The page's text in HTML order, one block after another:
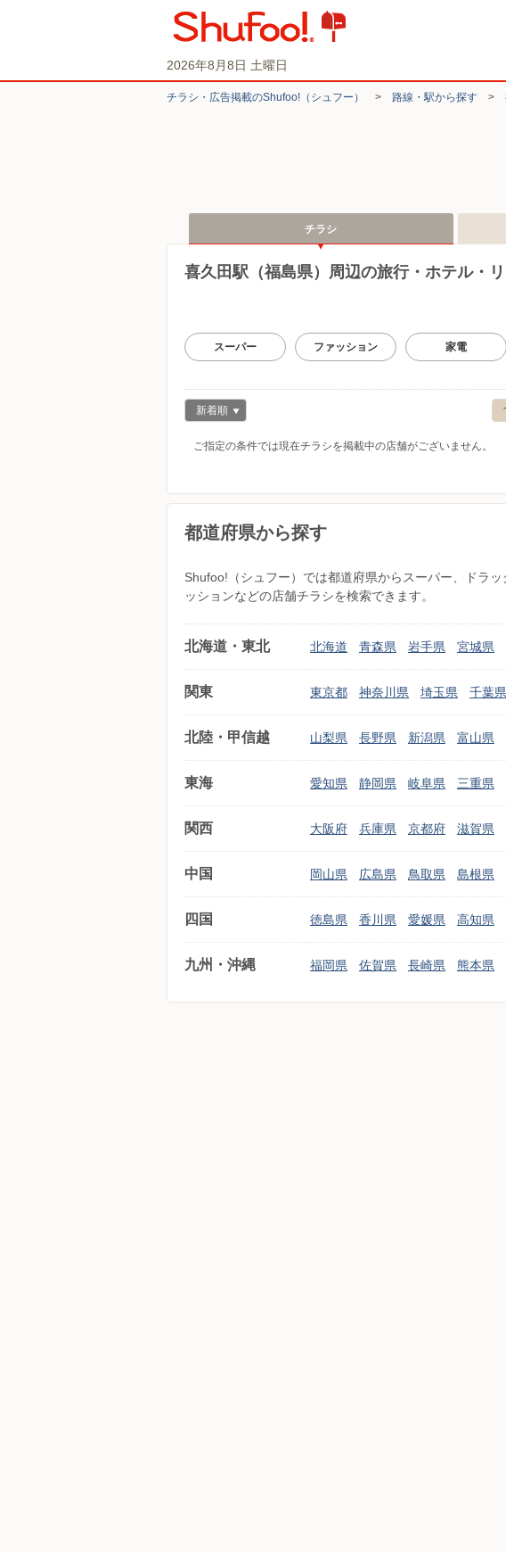
2026年8月8日 土曜日
チラシ・​広告掲載の​Shufoo!​（シュフー） > 路線・駅から探す >
チラシ
喜久田駅（福島県）周辺の旅行・ホテル・
スーパー ファッション 家電
新着順
ご指定の条件では現在チラシを掲載中の店舗がございません。
都道府県から探す
Shufoo!（シュフー）では都道府県からスーパー、ドラ
ッションなどの店舗チラシを検索できます。
北海道・東北 北海道 青森県 岩手県 宮城県
関東 東京都 神奈川県 埼玉県 千葉県
北陸・甲信越 山梨県 長野県 新潟県 富山県
東海 愛知県 静岡県 岐阜県 三重県
関西 大阪府 兵庫県 京都府 滋賀県
中国 岡山県 広島県 鳥取県 島根県
四国 徳島県 香川県 愛媛県 高知県
九州・沖縄 福岡県 佐賀県 長崎県 熊本県